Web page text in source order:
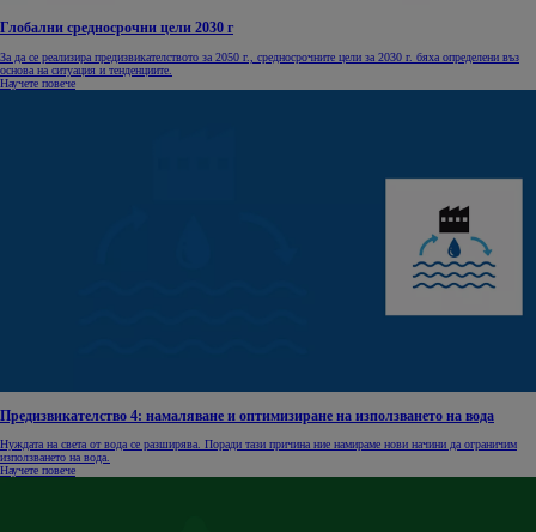
Глобални средносрочни цели 2030 г
За да се реализира предизвикателството за 2050 г., средносрочните цели за 2030 г. бяха определени въз
основа на ситуация и тенденциите.
Научете повече
Предизвикателство 4: намаляване и оптимизиране на използването на вода
Нуждата на света от вода се разширява. Поради тази причина ние намираме нови начини да ограничим
използването на вода.
Научете повече